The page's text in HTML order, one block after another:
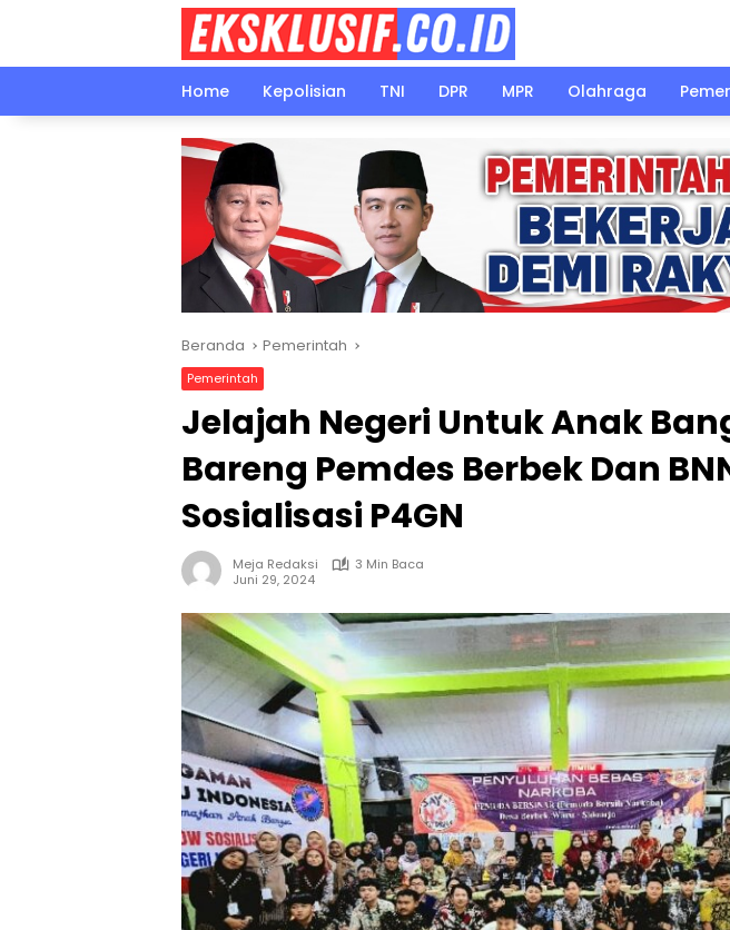
Home
Kepolisian TNI DPR MPR Olahraga
Beranda Pemerintah
Pemerintah
Jelajah Negeri Untuk Anak
Bareng Pemdes Berbek Dan
Sosialisasi P4GN
Meja Redaksi
3 Min Baca
Juni 29, 2024